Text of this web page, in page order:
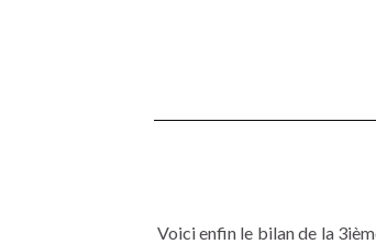
Voici enfin le bilan de la